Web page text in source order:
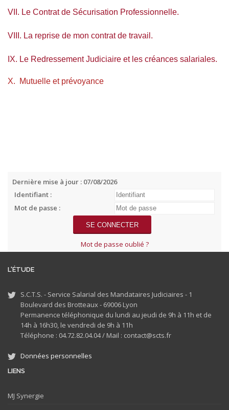
VII. Le Contrat de Sécurisation Professionnelle.
VIII. La reprise de mon contrat de travail.
IX. Le Redressement Judiciaire et les créances salariales.
X. Mutuelle et prévoyance
Dernière mise à jour : 07/08/2026
Identifiant :
Mot de passe :
Mot de passe oublié ?
L'ÉTUDE
S.C.T.S. - Service Salarial des Mandataires Judiciaires - 1
Boulevard des Brotteaux - 69006 Lyon
Permanence téléphonique du lundi au jeudi de 9h à 11h et de
14h à 16h30, le vendredi de 9h à 11h
Téléphone : 04.72.82.04.04 / Mail : contact@scts.fr
Données personnelles
LIENS
MJ Synergie